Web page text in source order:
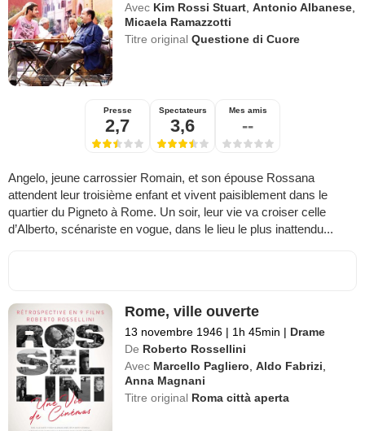
Avec Kim Rossi Stuart ,Antonio Albanese
Micaela Ramazzotti
Titre originalQuestione di Cuore
Presse
2,7
Spectateurs
3,6
Mes amis
--
Angelo, jeune carrossier Romain, et son épouse Rossana
attendent leur troisième enfant et vivent paisiblement dans le
quartier du Pigneto à Rome. Un soir, leur vie va croiser celle
d’Alberto, scénariste en vogue, dans le lieu le plus inattendu...
Rome, ville ouverte
13 novembre 1946 | 1h 45min | Drame
De Roberto Rossellini
Avec Marcello Pagliero ,Aldo Fabrizi
Anna Magnani
Titre original Roma città aperta